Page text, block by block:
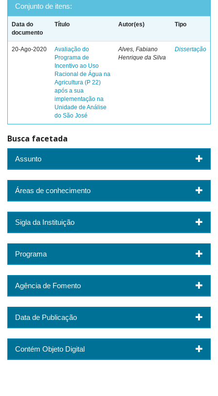
Conjunto de itens:
Data do
documento
Título Autor(es) Tipo
20-Ago-2020
Avaliação do
Programa de
Incentivo ao Uso
Racional de Água na
Agricultura (P 22)
após a sua
implementação na
Unidade de Análise
do São José
Alves, Fabiano
Henrique da Silva
Dissertação
Busca facetada
Assunto
Áreas de conhecimento
Sigla da Instituição
Programa
Agência de Fomento
Data de Publicação
Contém Objeto Digital